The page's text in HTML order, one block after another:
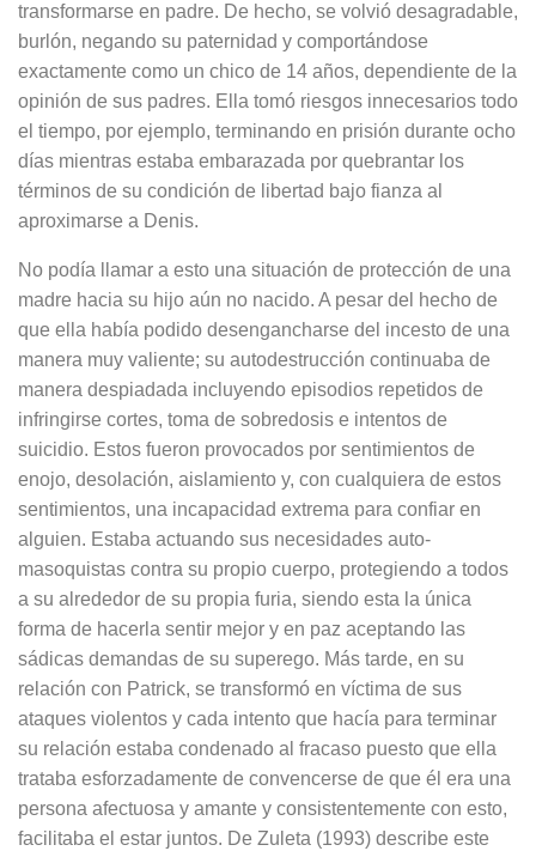
transformarse en padre. De hecho, se volvió desagradable,
burlón, negando su paternidad y comportándose
exactamente como un chico de 14 años, dependiente de la
opinión de sus padres. Ella tomó riesgos innecesarios todo
el tiempo, por ejemplo, terminando en prisión durante ocho
días mientras estaba embarazada por quebrantar los
términos de su condición de libertad bajo fianza al
aproximarse a Denis.
No podía llamar a esto una situación de protección de una
madre hacia su hijo aún no nacido. A pesar del hecho de
que ella había podido desengancharse del incesto de una
manera muy valiente; su autodestrucción continuaba de
manera despiadada incluyendo episodios repetidos de
infringirse cortes, toma de sobredosis e intentos de
suicidio. Estos fueron provocados por sentimientos de
enojo, desolación, aislamiento y, con cualquiera de estos
sentimientos, una incapacidad extrema para confiar en
alguien. Estaba actuando sus necesidades auto-
masoquistas contra su propio cuerpo, protegiendo a todos
a su alrededor de su propia furia, siendo esta la única
forma de hacerla sentir mejor y en paz aceptando las
sádicas demandas de su superego. Más tarde, en su
relación con Patrick, se transformó en víctima de sus
ataques violentos y cada intento que hacía para terminar
su relación estaba condenado al fracaso puesto que ella
trataba esforzadamente de convencerse de que él era una
persona afectuosa y amante y consistentemente con esto,
facilitaba el estar juntos. De Zuleta (1993) describe este